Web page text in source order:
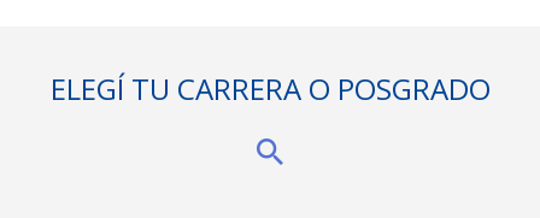
ELEGÍ TU CARRERA O POSGRADO